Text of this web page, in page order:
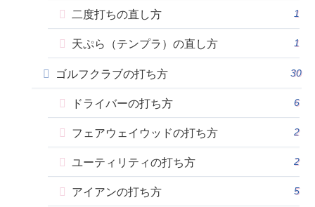
二度打ちの直し方 1
天ぷら（テンプラ）の直し方 1
ゴルフクラブの打ち方 30
ドライバーの打ち方 6
フェアウェイウッドの打ち方 2
ユーティリティの打ち方 2
アイアンの打ち方 5